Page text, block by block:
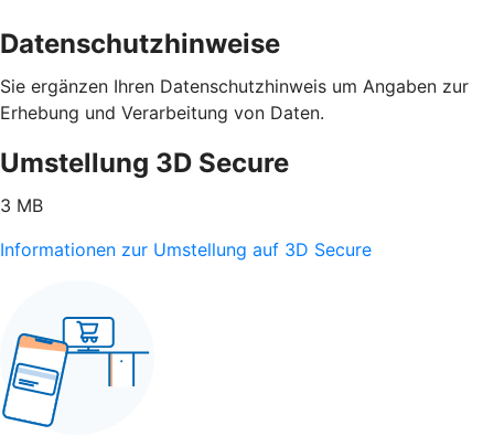
Datenschutzhinweise
Sie ergänzen Ihren Datenschutzhinweis um Angaben zur
Erhebung und Verarbeitung von Daten.
Umstellung 3D Secure
3 MB
Informationen zur Umstellung auf 3D Secure